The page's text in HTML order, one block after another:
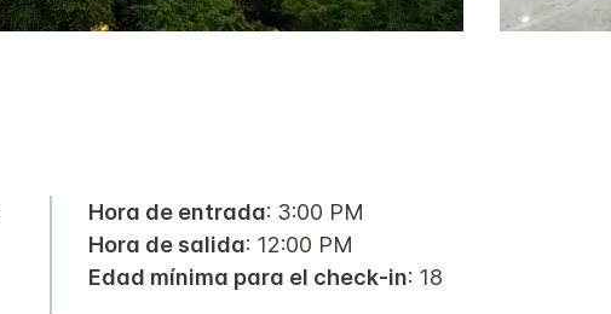
Hora de entrada: 3:00 PM
Hora de salida: 12:00 PM
Edad mínima para el check-in: 18